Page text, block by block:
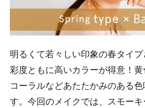
明るくて若々しい印象の春タイプ
彩度ともに高いカラーが得意！黄
コーラルなどあたたかみのある
す。今回のメイクでは、スモー